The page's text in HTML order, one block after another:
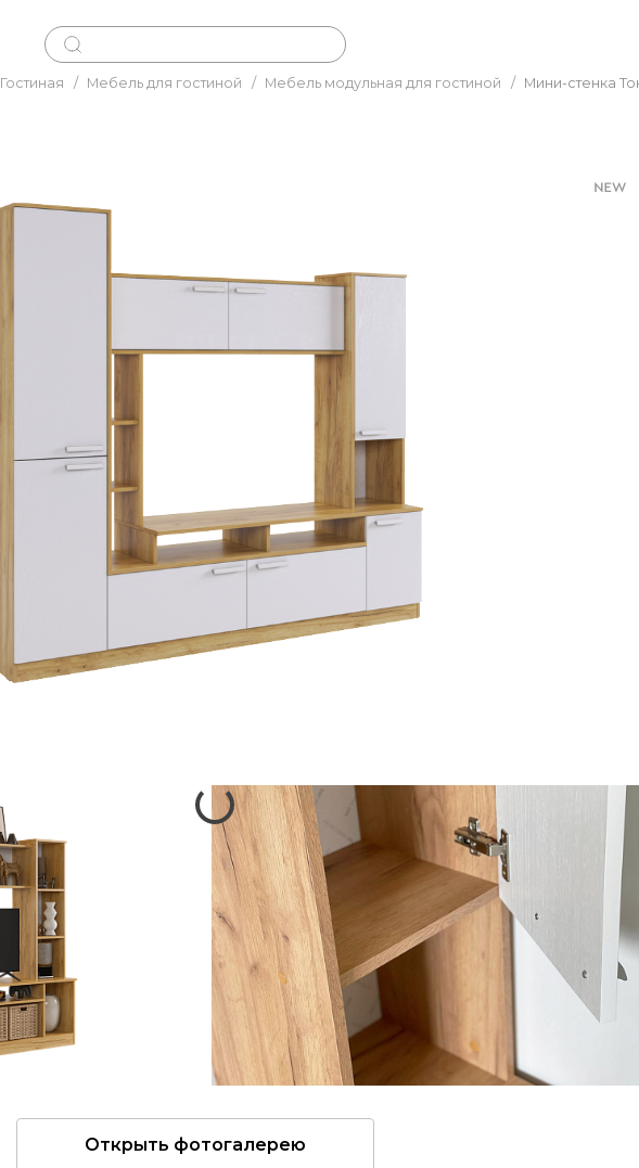
Гостиная / Мебель для гостиной / Мебель модульная для гостиной / Мини-стенка
Открыть фотогалерею